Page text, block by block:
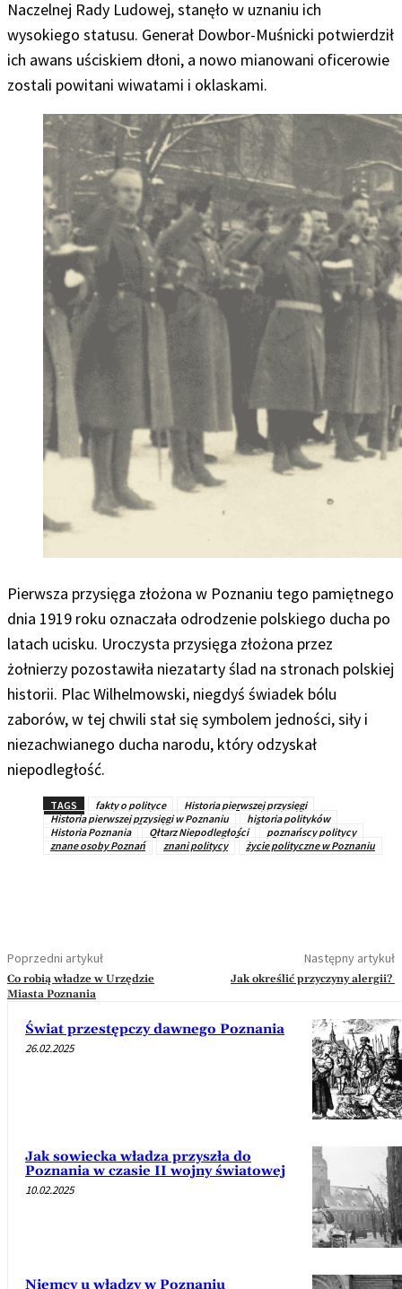
Naczelnej Rady Ludowej, stanęło w uznaniu ich
wysokiego statusu. Generał Dowbor-Muśnicki potwierdził
ich awans uściskiem dłoni, a nowo mianowani oficerowie
zostali powitani wiwatami i oklaskami.
Pierwsza przysięga złożona w Poznaniu tego pamiętnego
dnia 1919 roku oznaczała odrodzenie polskiego ducha po
latach ucisku. Uroczysta przysięga złożona przez
żołnierzy pozostawiła niezatarty ślad na stronach polskiej
historii. Plac Wilhelmowski, niegdyś świadek bólu
zaborów, w tej chwili stał się symbolem jedności, siły i
niezachwianego ducha narodu, który odzyskał
niepodległość.
TAGS fakty o polityce
Historia pierwszej przysięgi
Historia pierwszej przysięgi w Poznaniu
historia polityków
Historia Poznania
Ołtarz Niepodległości
poznańscy politycy
znane osoby Poznań
znani politycy życie polityczne w Poznaniu
Poprzedni artykuł
Co robią władze w Urzędzie
Miasta Poznania
Następny artykuł
Jak określić przyczyny alergii?
Świat przestępczy dawnego Poznania
26.02.2025
Jak sowiecka władza przyszła do
Poznania w czasie II wojny światowej
10.02.2025
Niemcy u władzy w Poznaniu